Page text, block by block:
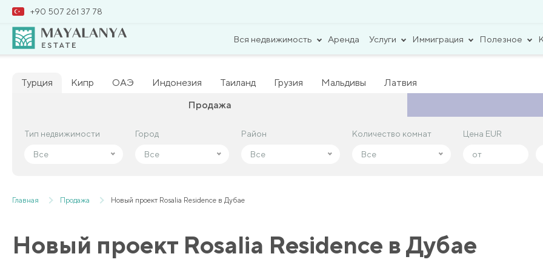
+90 507 261 37 78
Вся недвижимость Аренда Услуги Иммиграция Полезное
Турция Кипр ОАЭ Индонезия Таиланд Грузия Мальдивы
Латвия
Продажа
Тип недвижимости
Все
Город
Все
Район
Все
Количество комнат
Все
Цена EUR
Тип недвижимости
Все
Город
Все
Район
Все
Количество комнат
Все
Цена EUR
Главная Продажа Новый проект Rosalia Residence в Дубае
Новый проект Rosalia Residence в Дубае